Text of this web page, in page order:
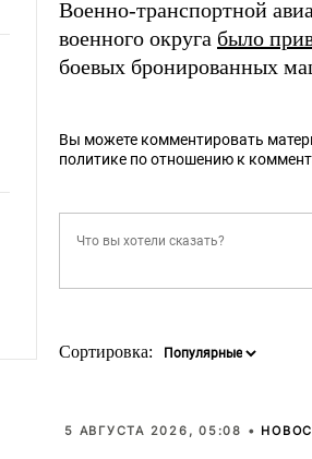
Военно-транспортной
военного округа было
боевых бронированных
Вы можете комментировать
политике по отношению к
Сортировка:
5 АВГУСТА 2026, 05:08 •